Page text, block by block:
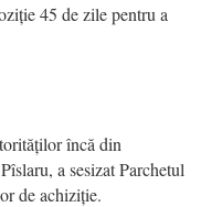
45 de zile pentru a
încă din
a sesizat Parchetul
de achiziție.